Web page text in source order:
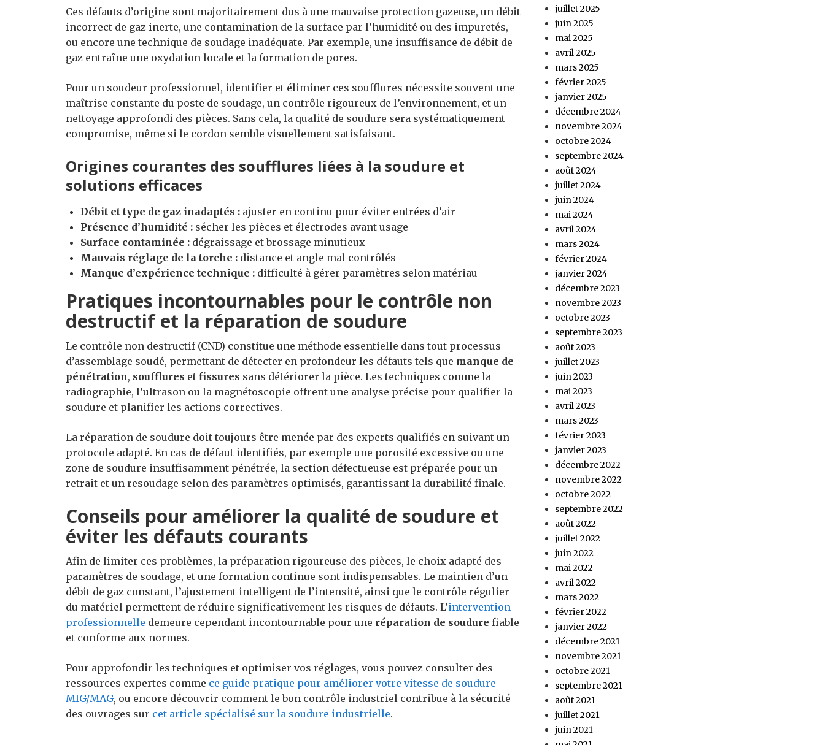
Ces défauts d’origine sont majoritairement dus à une mauvaise protection gazeuse, un débit
incorrect de gaz inerte, une contamination de la surface par l’humidité ou des impuretés,
ou encore une technique de soudage inadéquate. Par exemple, une insuffisance de débit de
gaz entraîne une oxydation locale et la formation de pores.
Pour un soudeur professionnel, identifier et éliminer ces soufflures nécessite souvent une
maîtrise constante du poste de soudage, un contrôle rigoureux de l’environnement, et un
nettoyage approfondi des pièces. Sans cela, la qualité de soudure sera systématiquement
compromise, même si le cordon semble visuellement satisfaisant.
Origines courantes des soufflures liées à la soudure et
solutions efficaces
Débit et type de gaz inadaptés : ajuster en continu pour éviter entrées d’air
Présence d’humidité : sécher les pièces et électrodes avant usage
Surface contaminée : dégraissage et brossage minutieux
Mauvais réglage de la torche : distance et angle mal contrôlés
Manque d’expérience technique : difficulté à gérer paramètres selon matériau
Pratiques incontournables pour le contrôle non
destructif et la réparation de soudure
Le contrôle non destructif (CND) constitue une méthode essentielle dans tout processus
d’assemblage soudé, permettant de détecter en profondeur les défauts tels que manque de
pénétration, soufflures et fissures sans détériorer la pièce. Les techniques comme la
radiographie, l’ultrason ou la magnétoscopie offrent une analyse précise pour qualifier la
soudure et planifier les actions correctives.
La réparation de soudure doit toujours être menée par des experts qualifiés en suivant un
protocole adapté. En cas de défaut identifiés, par exemple une porosité excessive ou une
zone de soudure insuffisamment pénétrée, la section défectueuse est préparée pour un
retrait et un resoudage selon des paramètres optimisés, garantissant la durabilité finale.
Conseils pour améliorer la qualité de soudure et
éviter les défauts courants
Afin de limiter ces problèmes, la préparation rigoureuse des pièces, le choix adapté des
paramètres de soudage, et une formation continue sont indispensables. Le maintien d’un
débit de gaz constant, l’ajustement intelligent de l’intensité, ainsi que le contrôle régulier
du matériel permettent de réduire significativement les risques de défauts. L’intervention
professionnelle demeure cependant incontournable pour une réparation de soudure fiable
et conforme aux normes.
Pour approfondir les techniques et optimiser vos réglages, vous pouvez consulter des
ressources expertes comme ce guide pratique pour améliorer votre vitesse de soudure
MIG/MAG, ou encore découvrir comment le bon contrôle industriel contribue à la sécurité
des ouvrages sur cet article spécialisé sur la soudure industrielle.
juillet 2025
juin 2025
mai 2025
avril 2025
mars 2025
février 2025
janvier 2025
décembre 2024
novembre 2024
octobre 2024
septembre 2024
août 2024
juillet 2024
juin 2024
mai 2024
avril 2024
mars 2024
février 2024
janvier 2024
décembre 2023
novembre 2023
octobre 2023
septembre 2023
août 2023
juillet 2023
juin 2023
mai 2023
avril 2023
mars 2023
février 2023
janvier 2023
décembre 2022
novembre 2022
octobre 2022
septembre 2022
août 2022
juillet 2022
juin 2022
mai 2022
avril 2022
mars 2022
février 2022
janvier 2022
décembre 2021
novembre 2021
octobre 2021
septembre 2021
août 2021
juillet 2021
juin 2021